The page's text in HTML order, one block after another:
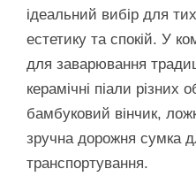
ідеальний вибір для
естетику та спокій. У
для заварювання
керамічні піали різних
бамбуковий вінчик,
зручна дорожня сумка
транспортування.